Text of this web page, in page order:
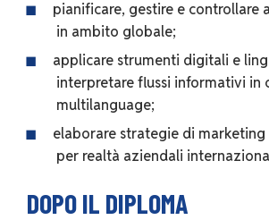
pianificare, gestire e controllare
in ambito globale;
applicare strumenti digitali e
interpretare flussi informativi in
multilanguage;
elaborare strategie di
per realtà aziendali
DOPO IL DIPLOMA